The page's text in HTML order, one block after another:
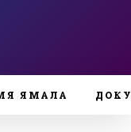
ЯМАЛА